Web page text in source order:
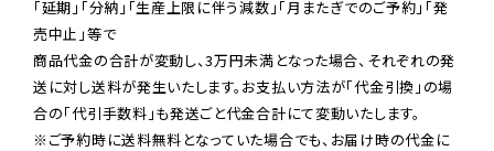
「延期」「分納」「生産上限に伴う減数」「月またぎでのご予約」「発
売中止」等で
商品代金の合計が変動し、3万円未満となった場合、それぞれの発
送に対し送料が発生いたします。お支払い方法が「代金引換」の場
※ご予約時に送料無料となっていた場合でも、お届け時の代金に